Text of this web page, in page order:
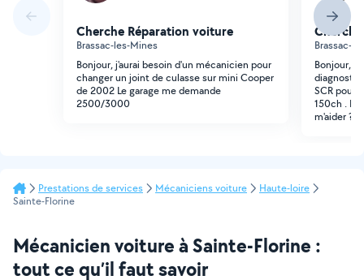
Cherche Réparation voiture
Brassac-les-Mines
Bonjour, j'aurai besoin d'un mécanicien pour
changer un joint de culasse sur mini Cooper
de 2002 Le garage me demande
2500/3000
Brassac-
Bonjour,
diagnostic
SCR pour
150ch .
m'aider ?
Prestations de services Mécaniciens voiture
Haute-loire
Sainte-Florine
Mécanicien voiture à Sainte-Florine :
tout ce qu’il faut savoir